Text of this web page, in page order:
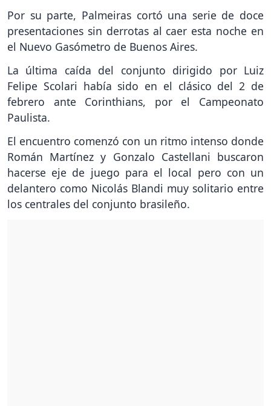
Por su parte, Palmeiras cortó una serie de doce
presentaciones sin derrotas al caer esta noche en
el Nuevo Gasómetro de Buenos Aires.
La última caída del conjunto dirigido por Luiz
Felipe Scolari había sido en el clásico del 2 de
febrero ante Corinthians, por el Campeonato
Paulista.
El encuentro comenzó con un ritmo intenso donde
Román Martínez y Gonzalo Castellani buscaron
hacerse eje de juego para el local pero con un
delantero como Nicolás Blandi muy solitario entre
los centrales del conjunto brasileño.